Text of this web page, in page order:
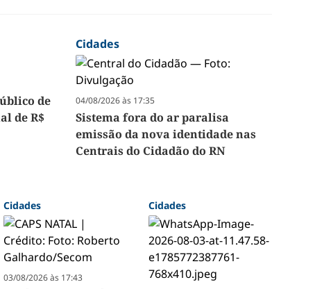
de
de R$
Cidades
04/08/2026 às 17:35
Sistema fora do ar paralisa
emissão da nova identidade nas
Centrais do Cidadão do RN
Cidades
03/08/2026 às 17:43
Cidades